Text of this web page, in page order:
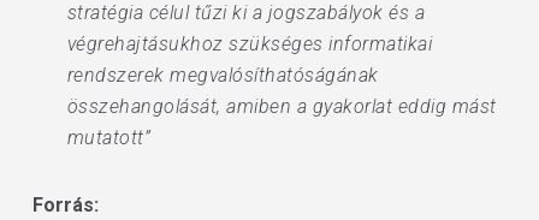
stratégia célul tűzi ki a jogszabályok és a
végrehajtásukhoz szükséges informatikai
rendszerek megvalósíthatóságának
összehangolását, amiben a gyakorlat eddig mást
mutatott”
Forrás: